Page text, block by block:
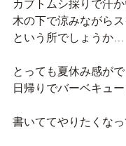
カブトムシ採りで汗
木の下で涼みながら
という所でしょうか…
とっても夏休み感がで
日帰りでバーベキュ
書いててやりたくな